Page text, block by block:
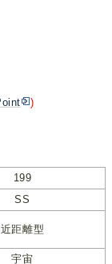
)
199
SS
近距離型
宇宙